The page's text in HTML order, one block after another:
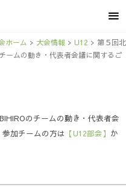
ホーム > 大会情報 > U12 > 第５回北
ムの動き・代表者会議に関するご
のチームの動き・代表者会
加チームの方は 【U12部会】 か